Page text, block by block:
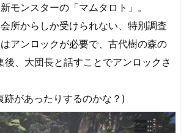
モンスターの「マムタロト」。
所からしか受けられない、特別調査
アンロックが必要で、古代樹の森の
後、大団長と話すことでアンロックさ
があったりするのかな？)